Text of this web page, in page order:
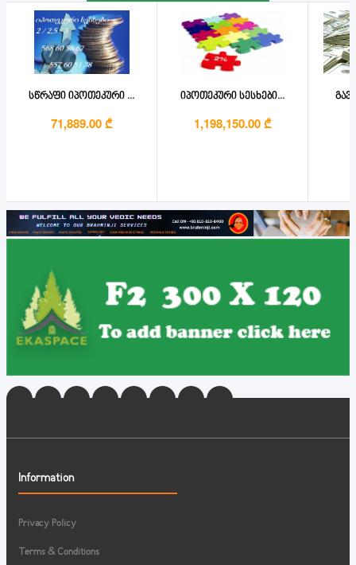
სწრაფი იპოთეკური ...
71,889.00 ₾
იპოთეკური სესხები...
1,198,150.00 ₾
Information
Privacy Policy
Terms & Conditions